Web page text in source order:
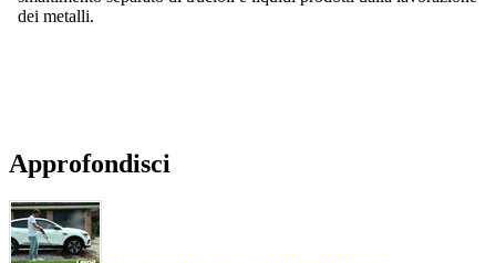
dei metalli.
Approfondisci